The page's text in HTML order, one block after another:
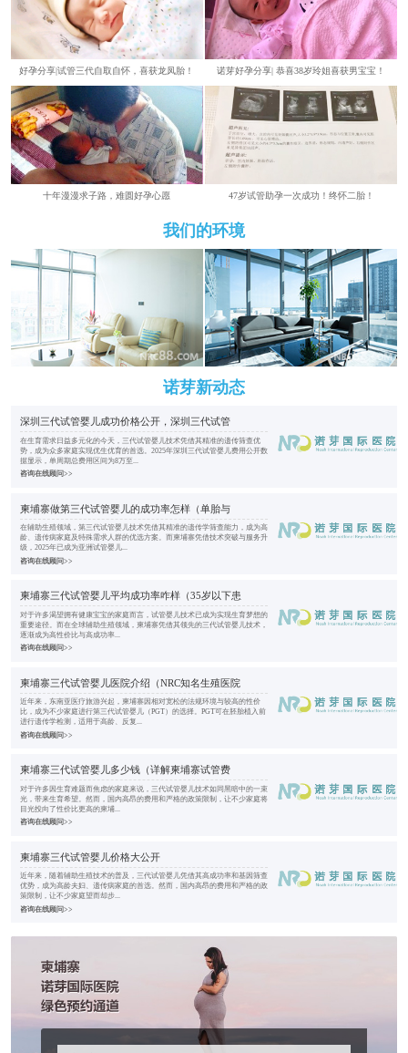
好孕分享|试管三代自取自怀，喜获龙凤胎！ 诺芽好孕分享| 恭喜38岁玲姐喜获男宝宝！
​​十年漫漫求子路，难圆好孕心愿 47岁试管助孕一次成功！终怀二胎！
我们的环境
诺芽新动态
深圳三代试管婴儿成功价格公开，深圳三代试管
在生育需求日益多元化的今天，三代试管婴儿技术凭借其精准的遗传筛查优
势，成为众多家庭实现优生优育的首选。2025年深圳三代试管婴儿费用公开数
据显示，单周期总费用区间为8万至...
咨询在线顾问>>
柬埔寨做第三代试管婴儿的成功率怎样（单胎与
在辅助生殖领域，第三代试管婴儿技术凭借其精准的遗传学筛查能力，成为高
龄、遗传病家庭及特殊需求人群的优选方案。而柬埔寨凭借技术突破与服务升
级，2025年已成为亚洲试管婴儿...
咨询在线顾问>>
柬埔寨三代试管婴儿平均成功率咋样（35岁以下患
对于许多渴望拥有健康宝宝的家庭而言，试管婴儿技术已成为实现生育梦想的
重要途径。而在全球辅助生殖领域，柬埔寨凭借其领先的三代试管婴儿技术，
逐渐成为高性价比与高成功率...
咨询在线顾问>>
柬埔寨三代试管婴儿医院介绍（NRC知名生殖医院
近年来，东南亚医疗旅游兴起，柬埔寨因相对宽松的法规环境与较高的性价
比，成为不少家庭进行第三代试管婴儿（PGT）的选择。PGT可在胚胎植入前
进行遗传学检测，适用于高龄、反复...
咨询在线顾问>>
柬埔寨三代试管婴儿多少钱（详解柬埔寨试管费
对于许多因生育难题而焦虑的家庭来说，三代试管婴儿技术如同黑暗中的一束
光，带来生育希望。然而，国内高昂的费用和严格的政策限制，让不少家庭将
目光投向了性价比更高的柬埔...
咨询在线顾问>>
柬埔寨三代试管婴儿价格大公开
近年来，随着辅助生殖技术的普及，三代试管婴儿凭借其高成功率和基因筛查
优势，成为高龄夫妇、遗传病家庭的首选。然而，国内高昂的费用和严格的政
策限制，让不少家庭望而却步...
咨询在线顾问>>